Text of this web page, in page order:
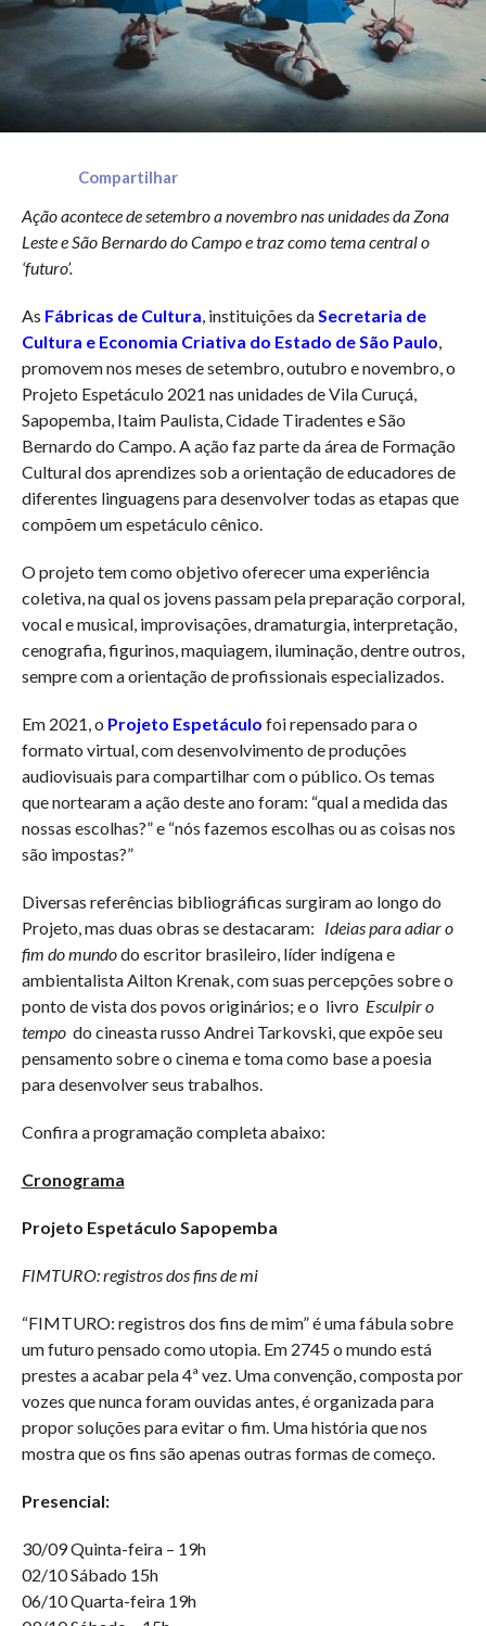
Compartilhar
Ação acontece de setembro a novembro nas unidades da Zona
Leste e São Bernardo do Campo e traz como tema central o
‘futuro’.
As Fábricas de Cultura , instituições da Secretaria de
Cultura e Economia Criativa do Estado de São Paulo
promovem nos meses de setembro, outubro e novembro, o
Projeto Espetáculo 2021 nas unidades de Vila Curuçá,
Sapopemba, Itaim Paulista, Cidade Tiradentes e São
Bernardo do Campo. A ação faz parte da área de Formação
Cultural dos aprendizes sob a orientação de educadores de
diferentes linguagens para desenvolver todas as etapas que
compõem um espetáculo cênico.
O projeto tem como objetivo oferecer uma experiência
coletiva, na qual os jovens passam pela preparação corporal,
vocal e musical, improvisações, dramaturgia, interpretação,
cenografia, figurinos, maquiagem, iluminação, dentre outros,
sempre com a orientação de profissionais especializados.
Em 2021, o Projeto Espetáculo foi repensado para o
formato virtual, com desenvolvimento de produções
audiovisuais para compartilhar com o público. Os temas
que nortearam a ação deste ano foram: “qual a medida das
nossas escolhas?” e “nós fazemos escolhas ou as coisas nos
são impostas?”
Diversas referências bibliográficas surgiram ao longo do
Projeto, mas duas obras se destacaram: Ideias para adiar o
fim do mundodo escritor brasileiro, líder indígena e
ambientalista Ailton Krenak, com suas percepções sobre o
ponto de vista dos povos originários; e o livro Esculpir o
tempo do cineasta russo Andrei Tarkovski, que expõe seu
pensamento sobre o cinema e toma como base a poesia
para desenvolver seus trabalhos.
Confira a programação completa abaixo:
Cronograma
Projeto Espetáculo Sapopemba
FIMTURO: registros dos fins de mi
“FIMTURO: registros dos fins de mim” é uma fábula sobre
um futuro pensado como utopia. Em 2745 o mundo está
prestes a acabar pela 4ª vez. Uma convenção, composta por
vozes que nunca foram ouvidas antes, é organizada para
propor soluções para evitar o fim. Uma história que nos
mostra que os fins são apenas outras formas de começo.
Presencial:
30/09 Quinta-feira – 19h
02/10 Sábado 15h
06/10 Quarta-feira 19h